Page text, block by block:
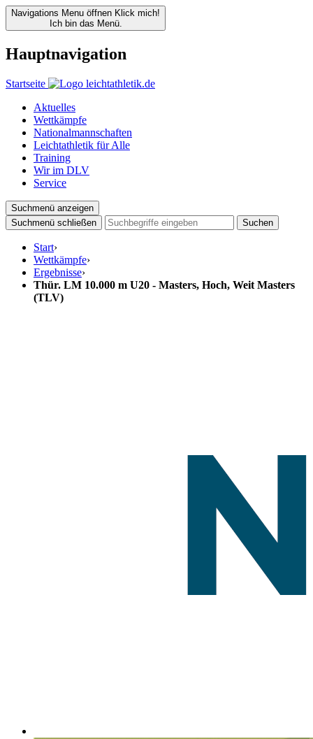
Navigations Menu öffnen Klick mich!
Ich bin das Menü.
Hauptnavigation
Startseite
Aktuelles
Wettkämpfe
Nationalmannschaften
Leichtathletik für Alle
Training
Wir im DLV
Service
Suchmenü anzeigen
Suchmenü schließen
Suchen
Start›
Wettkämpfe›
Ergebnisse›
Thür. LM 10.000 m U20 - Masters, Hoch, Weit Masters
(TLV)